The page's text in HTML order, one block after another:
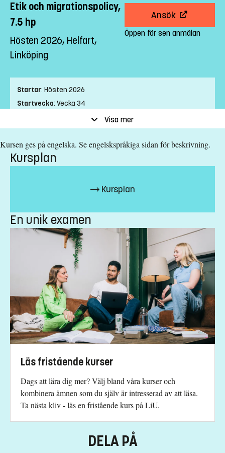
Etik och migrationspolicy,
7.5 hp
Hösten 2026, Helfart,
Linköping
Ansök
Öppen för sen anmälan
Startar: Hösten 2026
Startvecka: Vecka 34
Ort:Linköping
Studietakt:Helfart
Nivå:Avancerad nivå
Anmälningskod:LIU-44032
Antal platser:5
Särskilda förkunskapskrav
180 hp godkända inklusive 90 hp i ett huvudområde.
Engelska 6 eller Engelska nivå 2.
Undantag ges för svenska
Urval
Akademiska poäng (för engelskspråkig utbildning)
Studieavgift
13500 kr - OBS! Gäller bara studenter utanför EU/EES och
Schweiz.
Har du frågor om kursen, kontakta oss.
Visa mer
Kursen ges på engelska. Se engelskspråkiga sidan för beskrivning.
Kursplan
Kursplan
En unik examen
Läs fristående kurser
Dags att lära dig mer? Välj bland våra kurser och
kombinera ämnen som du själv är intresserad av att läsa.
Ta nästa kliv - läs en fristående kurs på LiU.
DELA PÅ